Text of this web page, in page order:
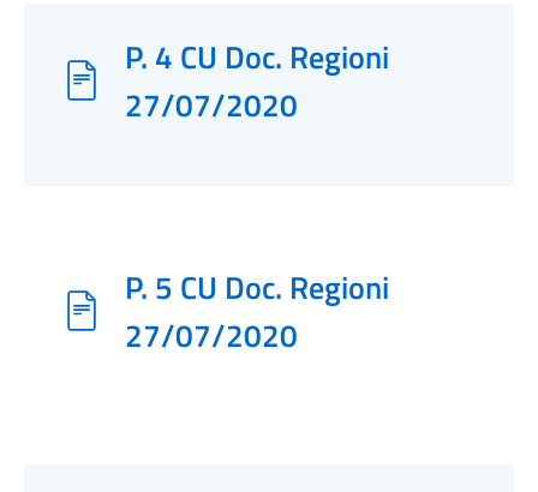
P. 4 CU Doc. Regioni
27/07/2020
P. 5 CU Doc. Regioni
27/07/2020